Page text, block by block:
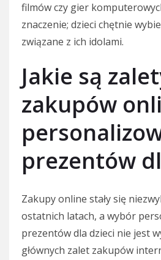
filmów czy gier
znaczenie; dzieci chętnie
związane z ich idolami.
Jakie są
zakupów
prezentów
Zakupy online stały się
ostatnich latach, a wybór
prezentów dla dzieci nie jest
głównych zalet zakupów